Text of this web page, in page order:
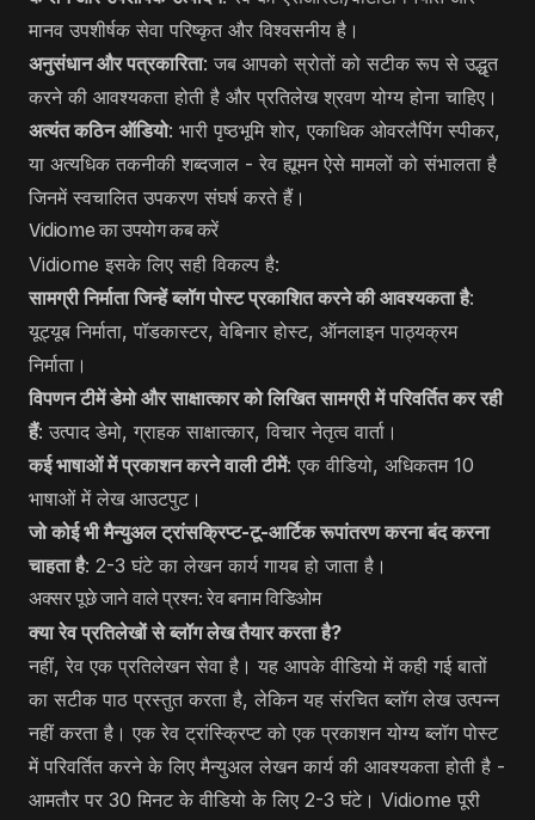
मानव उपशीर्षक सेवा परिष्कृत और विश्वसनीय है।
अनुसंधान और पत्रकारिता: जब आपको स्रोतों को सटीक रूप से उद्धृत
करने की आवश्यकता होती है और प्रतिलेख श्रवण योग्य होना चाहिए।
अत्यंत कठिन ऑडियो: भारी पृष्ठभूमि शोर, एकाधिक ओवरलैपिंग स्पीकर,
या अत्यधिक तकनीकी शब्दजाल - रेव ह्यूमन ऐसे मामलों को संभालता है
जिनमें स्वचालित उपकरण संघर्ष करते हैं।
Vidiome का उपयोग कब करें
Vidiome इसके लिए सही विकल्प है:
सामग्री निर्माता जिन्हें ब्लॉग पोस्ट प्रकाशित करने की आवश्यकता है:
यूट्यूब निर्माता, पॉडकास्टर, वेबिनार होस्ट, ऑनलाइन पाठ्यक्रम
निर्माता।
विपणन टीमें डेमो और साक्षात्कार को लिखित सामग्री में परिवर्तित कर रही
हैं: उत्पाद डेमो, ग्राहक साक्षात्कार, विचार नेतृत्व वार्ता।
कई भाषाओं में प्रकाशन करने वाली टीमें: एक वीडियो, अधिकतम 10
भाषाओं में लेख आउटपुट।
जो कोई भी मैन्युअल ट्रांसक्रिप्ट-टू-आर्टिक रूपांतरण करना बंद करना
चाहता है: 2-3 घंटे का लेखन कार्य गायब हो जाता है।
अक्सर पूछे जाने वाले प्रश्न: रेव बनाम विडिओम
क्या रेव प्रतिलेखों से ब्लॉग लेख तैयार करता है?
नहीं, रेव एक प्रतिलेखन सेवा है। यह आपके वीडियो में कही गई बातों
का सटीक पाठ प्रस्तुत करता है, लेकिन यह संरचित ब्लॉग लेख उत्पन्न
नहीं करता है। एक रेव ट्रांस्क्रिप्ट को एक प्रकाशन योग्य ब्लॉग पोस्ट
में परिवर्तित करने के लिए मैन्युअल लेखन कार्य की आवश्यकता होती है -
आमतौर पर 30 मिनट के वीडियो के लिए 2-3 घंटे। Vidiome पूरी